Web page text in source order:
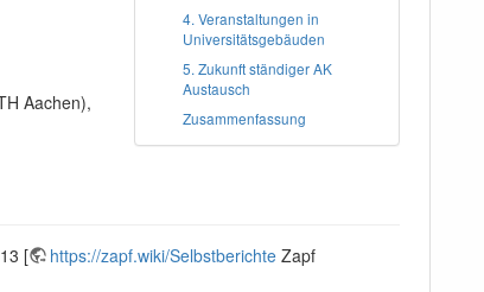
4. Veranstaltungen in
Universitätsgebäuden
5. Zukunft ständiger AK
Austausch
Zusammenfassung
Aachen),
[ https://zapf.wiki/Selbstberichte Zapf